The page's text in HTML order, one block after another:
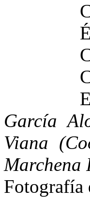
García
Viana
Marchena
Fotografía